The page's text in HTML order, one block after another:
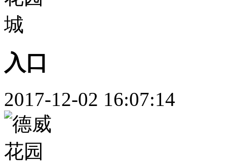
入口
2017-12-02 16:07:14